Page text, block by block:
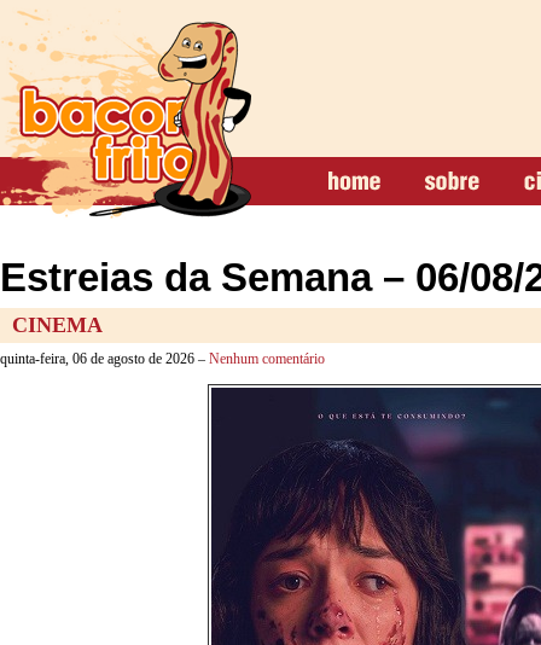
Estreias da Semana – 06/08/
CINEMA
quinta-feira, 06 de agosto de 2026 – Nenhum comentário